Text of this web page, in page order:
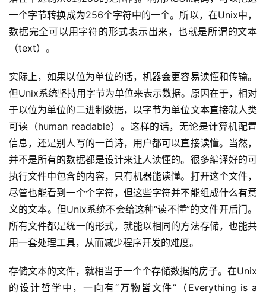
一个字节转换成为256个字符中的一个。所以，在Unix中，
数据完全可以用字符的形式表示出来，也就是所谓的文本
（text）。
实际上，如果以位为单位的话，机器会更容易读懂和传输。
但Unix系统坚持用字节为单位来表示数据。原因在于，相对
于以位为单位的二进制数据，以字节为单位文本直接就人类
可读（human readable）。这样的话，无论是计算机配置
信息，还是别人写的一首诗，用户都可以直接读懂。当然，
并不是所有的数据都是设计来让人读懂的。很多编译好的可
执行文件中包含的内容，只有机器能读懂。打开这个文件，
尽管也能看到一个个字符，但这些字符并不能组成什么有意
义的文本。但Unix系统不会给这种“读不懂”的文件开后门。
所有文件都是统一的形式，就能以相同的方法存储，也能共
用一套处理工具，从而减少程序开发的难度。
存储文本的文件，就相当于一个个存储数据的房子。在Unix
的设计哲学中，一向有“万物皆文件”（Everything is a